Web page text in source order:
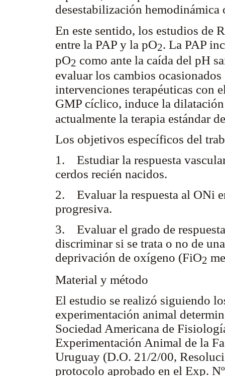
desestabilización hemodinámica
En este sentido, los estudios de
entre la PAP y la pO2. La PAP
pO2 como ante la caída del pH
evaluar los cambios
intervenciones terapéuticas con
GMP cíclico, induce la
actualmente la terapia estándar
Los objetivos específicos del
1. Estudiar la respuesta
cerdos recién nacidos.
2. Evaluar la respuesta al ONi
progresiva.
3. Evaluar el grado de
discriminar si se trata o no de
deprivación de oxígeno (FiO2
Material y método
El estudio se realizó siguiendo
experimentación animal
Sociedad Americana de
Experimentación Animal de la
Uruguay (D.O. 21/2/00,
protocolo aprobado en el Exp.